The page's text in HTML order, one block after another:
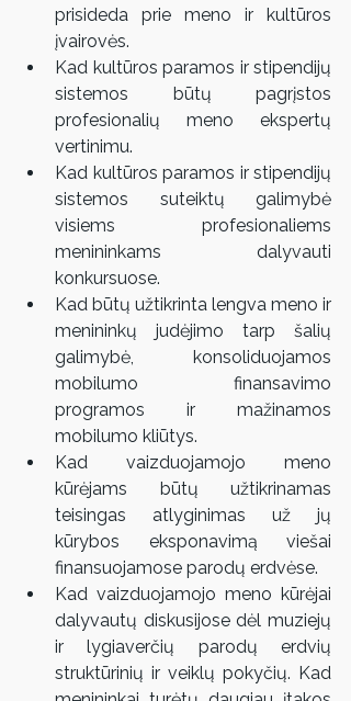
prisideda prie meno ir kultūros
įvairovės.
Kad kultūros paramos ir stipendijų
sistemos būtų pagrįstos
profesionalių meno ekspertų
vertinimu.
Kad kultūros paramos ir stipendijų
sistemos suteiktų galimybė
visiems profesionaliems
menininkams dalyvauti
konkursuose.
Kad būtų užtikrinta lengva meno ir
menininkų judėjimo tarp šalių
galimybė, konsoliduojamos
mobilumo finansavimo
programos ir mažinamos
mobilumo kliūtys.
Kad vaizduojamojo meno
kūrėjams būtų užtikrinamas
teisingas atlyginimas už jų
kūrybos eksponavimą viešai
finansuojamose parodų erdvėse.
Kad vaizduojamojo meno kūrėjai
dalyvautų diskusijose dėl muziejų
ir lygiaverčių parodų erdvių
struktūrinių ir veiklų pokyčių. Kad